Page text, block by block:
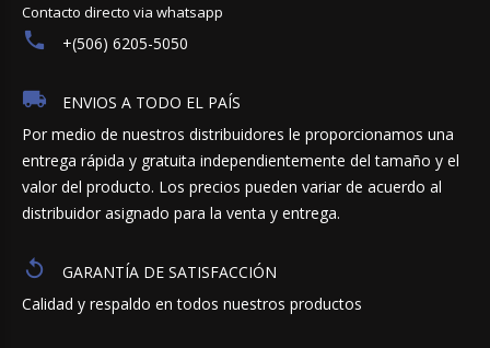
Contacto directo via whatsapp
+(506) 6205-5050
ENVIOS A TODO EL PAÍS
Por medio de nuestros distribuidores le proporcionamos una
entrega rápida y gratuita independientemente del tamaño y el
valor del producto. Los precios pueden variar de acuerdo al
distribuidor asignado para la venta y entrega.
GARANTÍA DE SATISFACCIÓN
Calidad y respaldo en todos nuestros productos